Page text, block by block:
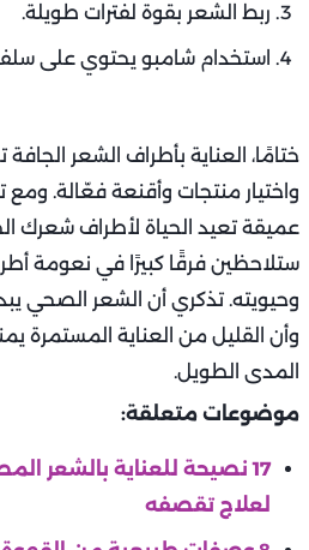
ربط الشعر بقوة لفترات طويلة.
استخدام شامبو يحتوي على
ختامًا، العناية بأطراف الشعر الجافة
واختيار منتجات وأقنعة فعّالة.
عميقة تعيد الحياة لأطراف شعرك
ستلاحظين فرقًا كبيرًا في نعومة
وحيويته. تذكري أن الشعر الصحي
وأن القليل من العناية المستمرة
المدى الطويل.
موضوعات متعلقة:
17 نصيحة للعناية بالشعر
لعلاج تقصفه